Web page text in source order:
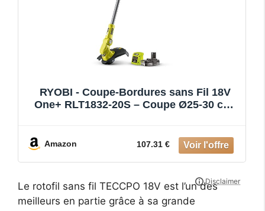
RYOBI - Coupe-Bordures sans Fil 18V
One+ RLT1832-20S – Coupe Ø25-30 cm,
Idéal pour Bordures, Massifs et Talus
Amazon 107.31 €
Le rotofil sans fil TECCPO 18V est l’un des
meilleurs en partie grâce à sa grande